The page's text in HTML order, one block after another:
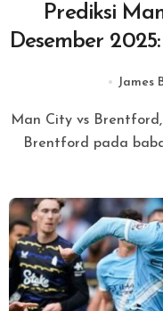
Prediksi
Desember
James
Man City vs Brentford, Pertandingan Manchester City vs
Brentford pada